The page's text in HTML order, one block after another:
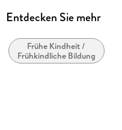
Rätsel
Gewicht
Entdecken Sie mehr
Frühe Kindheit /
Frühkindliche Bildung